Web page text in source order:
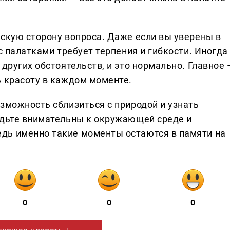
сторону вопроса. Даже если вы уверены в
требует терпения и гибкости. Иногда
обстоятельств, и это нормально. Главное
красоту в каждом моменте.
сблизиться с природой и узнать
внимательны к окружающей среде и
именно такие моменты остаются в памяти на
0 0 0